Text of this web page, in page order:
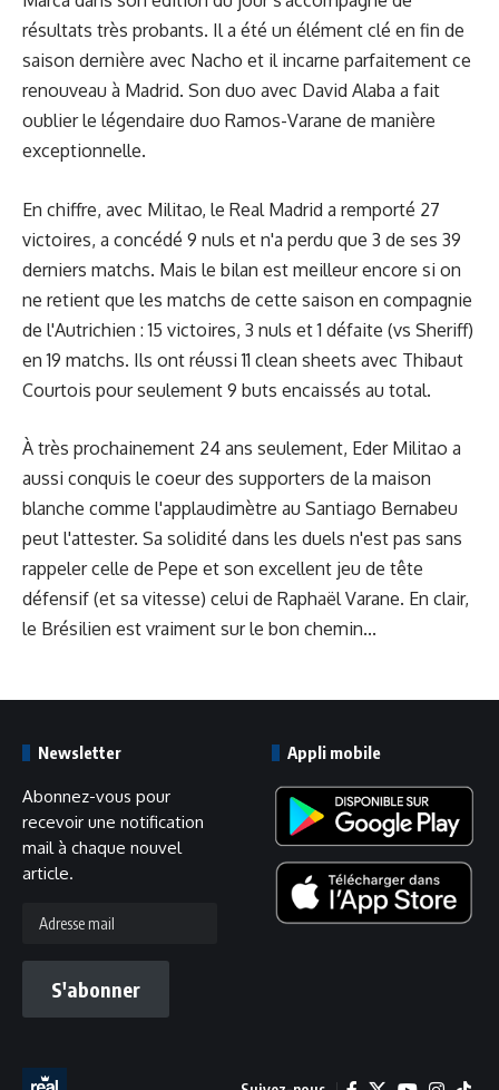
résultats très probants. Il a été un élément clé en fin de
saison dernière avec Nacho et il incarne parfaitement ce
renouveau à Madrid. Son duo avec David Alaba a fait
oublier le légendaire duo Ramos-Varane de manière
exceptionnelle.
En chiffre, avec Militao, le Real Madrid a remporté 27
victoires, a concédé 9 nuls et n'a perdu que 3 de ses 39
derniers matchs. Mais le bilan est meilleur encore si on
ne retient que les matchs de cette saison en compagnie
de l'Autrichien : 15 victoires, 3 nuls et 1 défaite (vs Sheriff)
en 19 matchs. Ils ont réussi 11 clean sheets avec Thibaut
Courtois pour seulement 9 buts encaissés au total.
À très prochainement 24 ans seulement, Eder Militao a
aussi conquis le coeur des supporters de la maison
blanche comme l'applaudimètre au Santiago Bernabeu
peut l'attester. Sa solidité dans les duels n'est pas sans
rappeler celle de Pepe et son excellent jeu de tête
défensif (et sa vitesse) celui de Raphaël Varane. En clair,
le Brésilien est vraiment sur le bon chemin...
Newsletter
Abonnez-vous pour
recevoir une notification
mail à chaque nouvel
article.
mail
S'abonner
Appli mobile